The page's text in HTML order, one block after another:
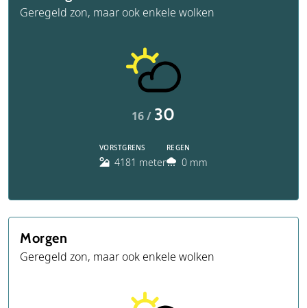
Geregeld zon, maar ook enkele wolken
16 / 30
VORSTGRENS
4181 meter
REGEN
0 mm
Morgen
Geregeld zon, maar ook enkele wolken